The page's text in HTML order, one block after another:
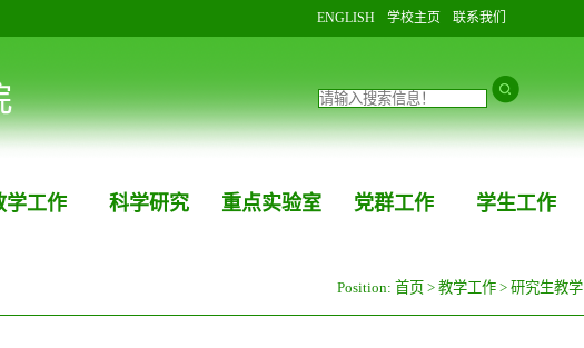
ENGLISH 学校主页 联系我们
学工作 科学研究 重点实验室 党群工作 学生工作
Position: 首页 > 教学工作 > 研究生教学